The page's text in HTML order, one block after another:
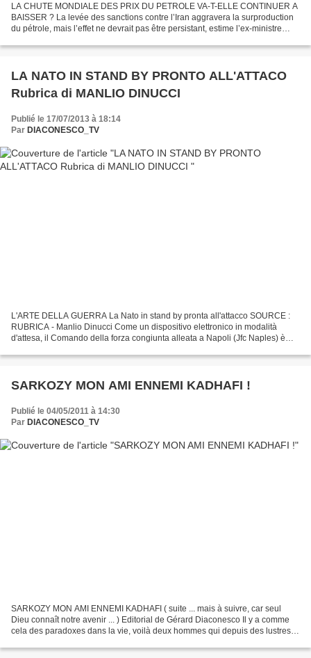
LA CHUTE MONDIALE DES PRIX DU PETROLE VA-T-ELLE CONTINUER A
BAISSER ? La levée des sanctions contre l’Iran aggravera la surproduction
du pétrole, mais l’effet ne devrait pas être persistant, estime l’ex-ministre
LA NATO IN STAND BY PRONTO ALL'ATTACO
Rubrica di MANLIO DINUCCI
Publié le 17/07/2013 à 18:14
Par DIACONESCO_TV
L'ARTE DELLA GUERRA La Nato in stand by pronta all'attacco SOURCE :
RUBRICA - Manlio Dinucci Come un dispositivo elettronico in modalità
d'attesa, il Comando della forza congiunta alleata a Napoli (Jfc Naples) è
SARKOZY MON AMI ENNEMI KADHAFI !
Publié le 04/05/2011 à 14:30
Par DIACONESCO_TV
SARKOZY MON AMI ENNEMI KADHAFI ( suite ... mais à suivre, car seul
Dieu connaît notre avenir ... ) Editorial de Gérard Diaconesco Il y a comme
cela des paradoxes dans la vie, voilà deux hommes qui depuis des lustres